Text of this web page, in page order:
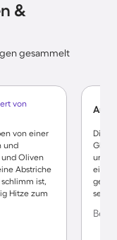
&
gesammelt
von
von einer
und
und Oliven
Abstriche
ist,
Hitze zum
Gasgrill
Die
und
sehr